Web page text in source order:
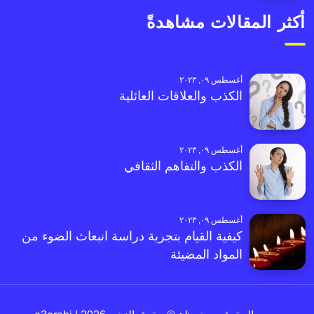
أكثر المقالات مشاهدةً
أغسطس ٠٩, ٢٠٢٣
الكذب والعلاقات العائلية
أغسطس ٠٩, ٢٠٢٣
الكذب والتفاهم الثقافي
أغسطس ٠٩, ٢٠٢٣
كيفية القيام بتجربة دراسة انبعاث الضوء من
المواد المضيئة